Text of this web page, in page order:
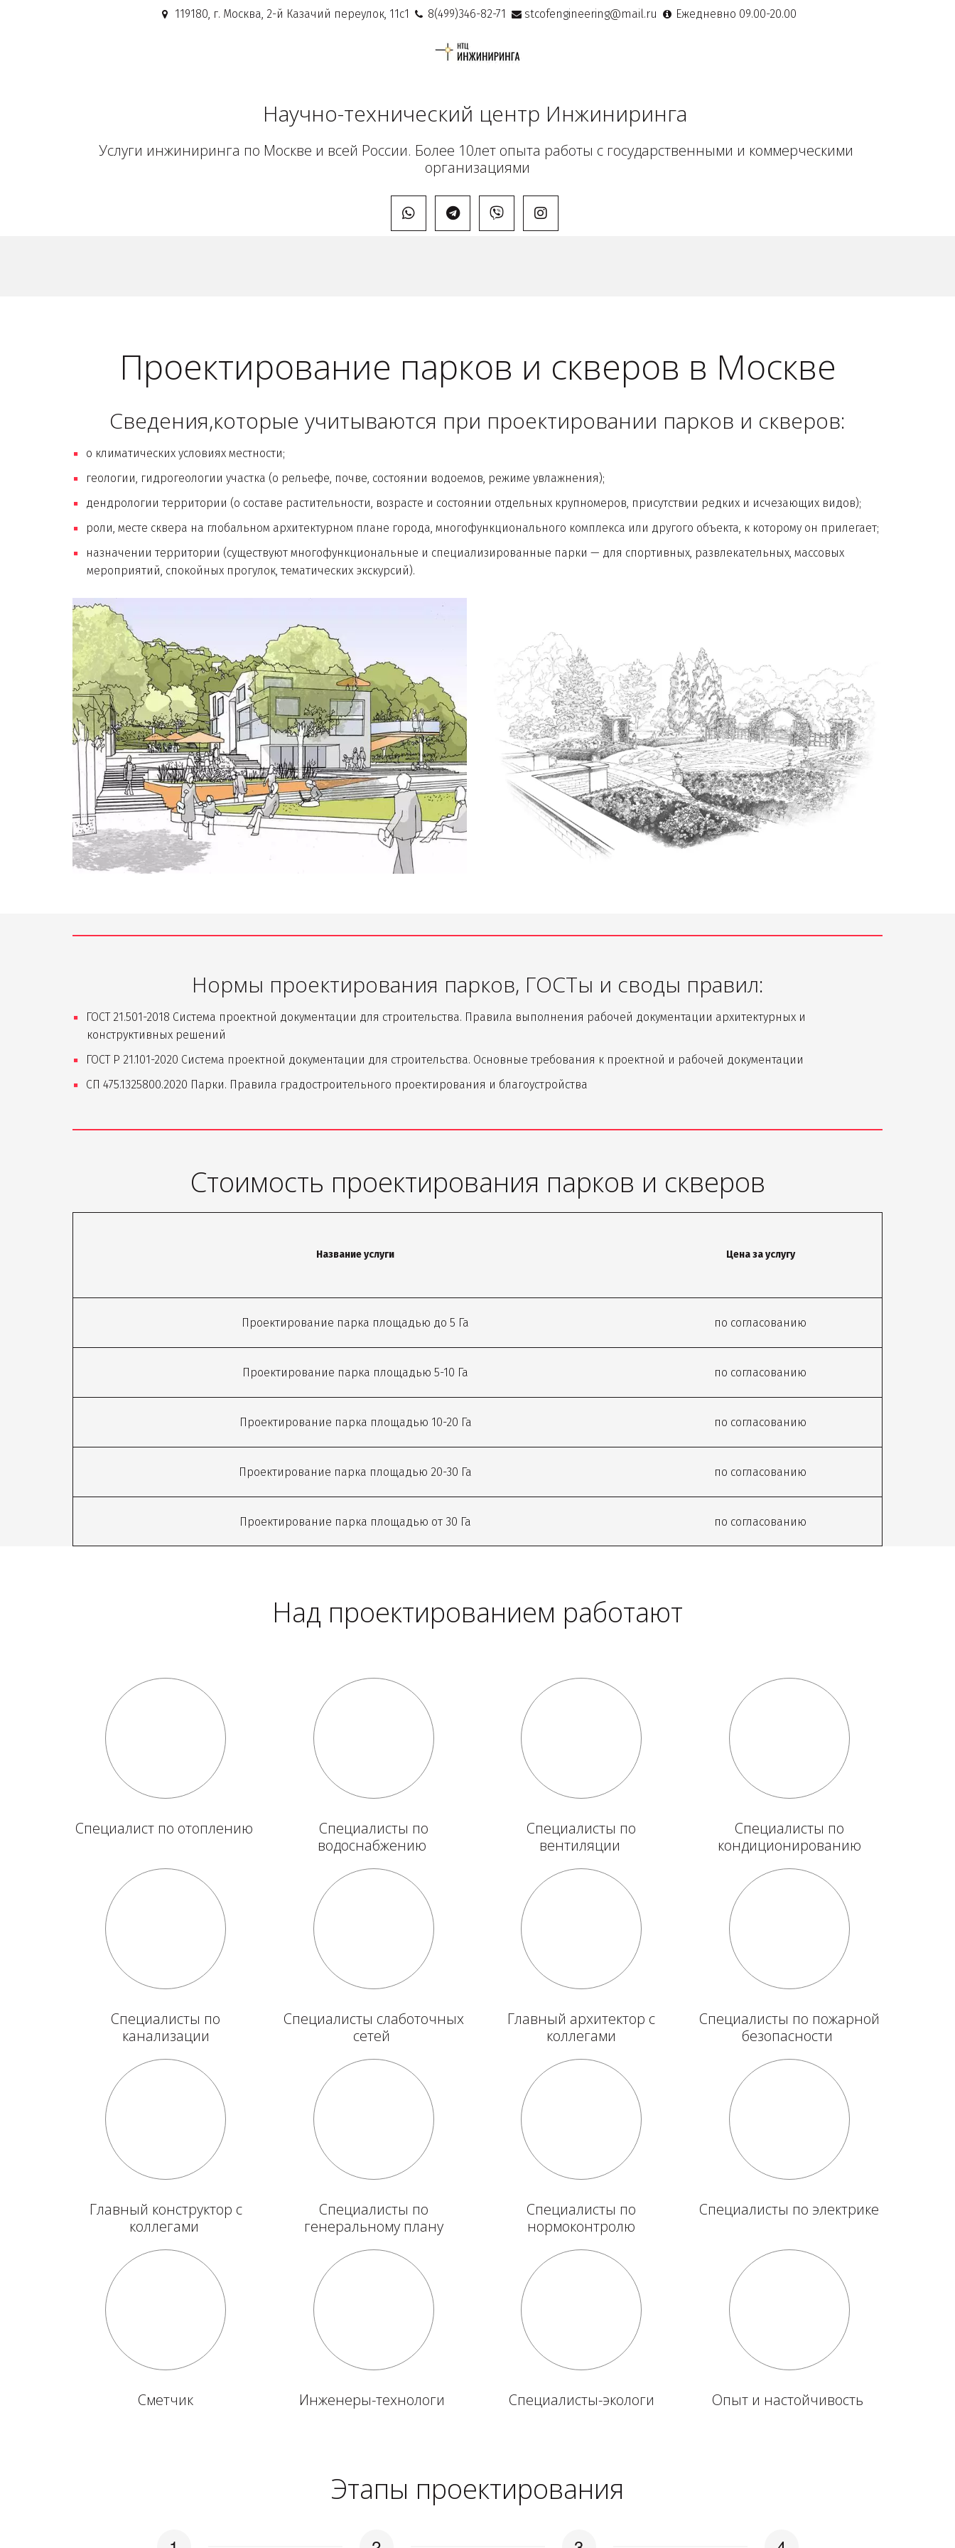
119180, г. Москва, 2-й Казачий переулок, 11с1 8(499)346-82-71 stcofengineering@mail.ru Ежедневно 09.00-20.00
Научно-технический центр Инжиниринга
Услуги инжиниринга по Москве и всей России. Более 10лет опыта работы с государственными и коммерческими
организациями
Проектирование парков и скверов в Москве
Сведения,которые учитываются при проектировании парков и скверов:
о климатических условиях местности;
геологии, гидрогеологии участка (о рельефе, почве, состоянии водоемов, режиме увлажнения);
дендрологии территории (о составе растительности, возрасте и состоянии отдельных крупномеров, присутствии редких и исчезающих видов);
роли, месте сквера на глобальном архитектурном плане города, многофункционального комплекса или другого объекта, к которому он прилегает;
назначении территории (существуют многофункциональные и специализированные парки — для спортивных, развлекательных, массовых
мероприятий, спокойных прогулок, тематических экскурсий).
Нормы проектирования парков, ГОСТы и своды правил:
ГОСТ 21.501-2018 Система проектной документации для строительства. Правила выполнения рабочей документации архитектурных и
конструктивных решений
ГОСТ Р 21.101-2020 Cистема проектной документации для строительства. Основные требования к проектной и рабочей документации
СП 475.1325800.2020 Парки. Правила градостроительного проектирования и благоустройства
Стоимость проектирования парков и скверов
Название услуги Цена за услугу
Проектирование парка площадью до 5 Га по согласованию
Проектирование парка площадью 5-10 Га по согласованию
Проектирование парка площадью 10-20 Га по согласованию
Проектирование парка площадью 20-30 Га по согласованию
Проектирование парка площадью от 30 Га по согласованию
Над проектированием работают
Специалист по отоплению
Специалисты по
водоснабжению
Специалисты по
вентиляции
Специалисты по
кондиционированию
Специалисты по
канализации
Специалисты слаботочных
сетей
Главный архитектор с
коллегами
Специалисты по пожарной
безопасности
Главный конструктор с
коллегами
Специалисты по
генеральному плану
Специалисты по
нормоконтролю
Специалисты по электрике
Сметчик Инженеры-технологи Специалисты-экологи Опыт и настойчивость
Этапы проектирования